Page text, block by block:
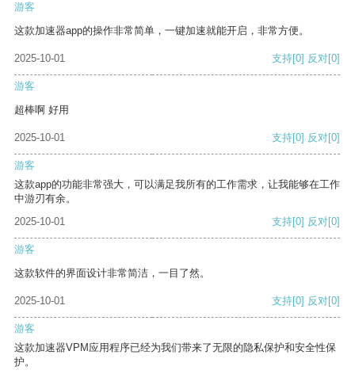
游客
这款加速器app的操作非常简单，一键加速就能开启，非常方便。
2025-10-01 支持[0] 反对[0]
游客
超棒啊 好用
2025-10-01 支持[0] 反对[0]
游客
这款app的功能非常强大，可以满足我所有的工作需求，让我能够在工作
中游刃有余。
2025-10-01
支持[0] 反对[0]
游客
这款软件的界面设计非常简洁，一目了然。
2025-10-01 支持[0] 反对[0]
游客
这款加速器VPM应用程序已经为我们带来了无限的隐私保护和安全性保
护。